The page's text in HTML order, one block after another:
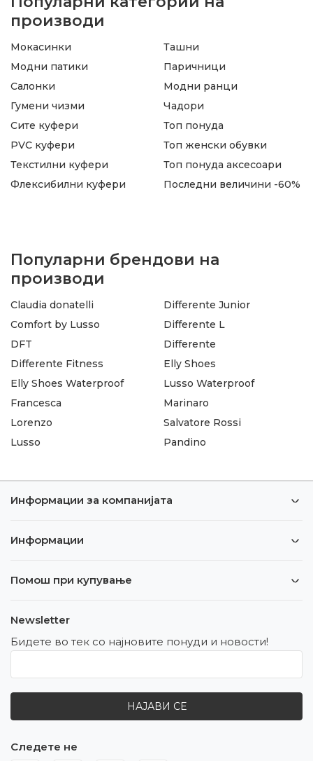
производи
Мокасинки
Модни патики
Салонки
Гумени чизми
Ташни
Паричници
Модни ранци
Чадори
Сите куфери
PVC куфери
Текстилни куфери
Флексибилни куфери
Топ понуда
Топ женски обувки
Топ понуда аксесоари
Последни величини -60%
Популарни брендови на
производи
Claudia donatelli
Comfort by Lusso
DFT
Differente Fitness
Differente Junior
Differente L
Differente
Elly Shoes
Elly Shoes Waterproof
Francesca
Lorenzo
Lusso
Lusso Waterproof
Marinaro
Salvatore Rossi
Pandino
Информации за компанијата
Информации
Помош при купување
Newsletter
Бидете во тек со најновите понуди и новости!
НАЈАВИ СЕ
Следете не